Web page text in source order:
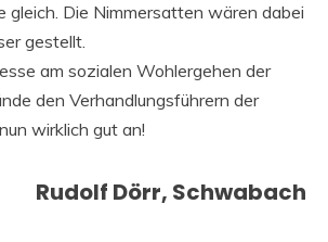
gleich. Die Nimmersatten wären dabei
gestellt.
am sozialen Wohlergehen der
den Verhandlungsführern der
wirklich gut an!
Rudolf Dörr, Schwabach